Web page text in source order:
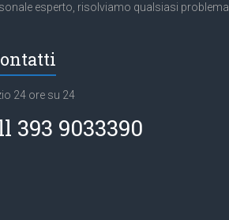
esperto, risolviamo qualsiasi problema.
24 ore su 24
393 9033390